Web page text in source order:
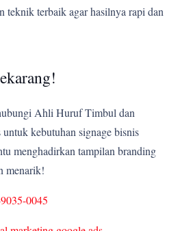
teknik terbaik agar hasilnya rapi dan
Ahli Huruf Timbul dan
kebutuhan signage bisnis
menghadirkan tampilan branding
menarik!
0045